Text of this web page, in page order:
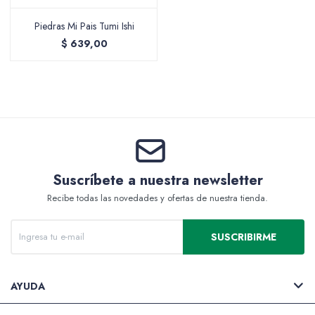
Piedras Mi Pais Tumi Ishi
$ 639,00
Suscríbete a nuestra newsletter
Recibe todas las novedades y ofertas de nuestra tienda.
SUSCRIBIRME
AYUDA
Cotillón y Sorpresitas